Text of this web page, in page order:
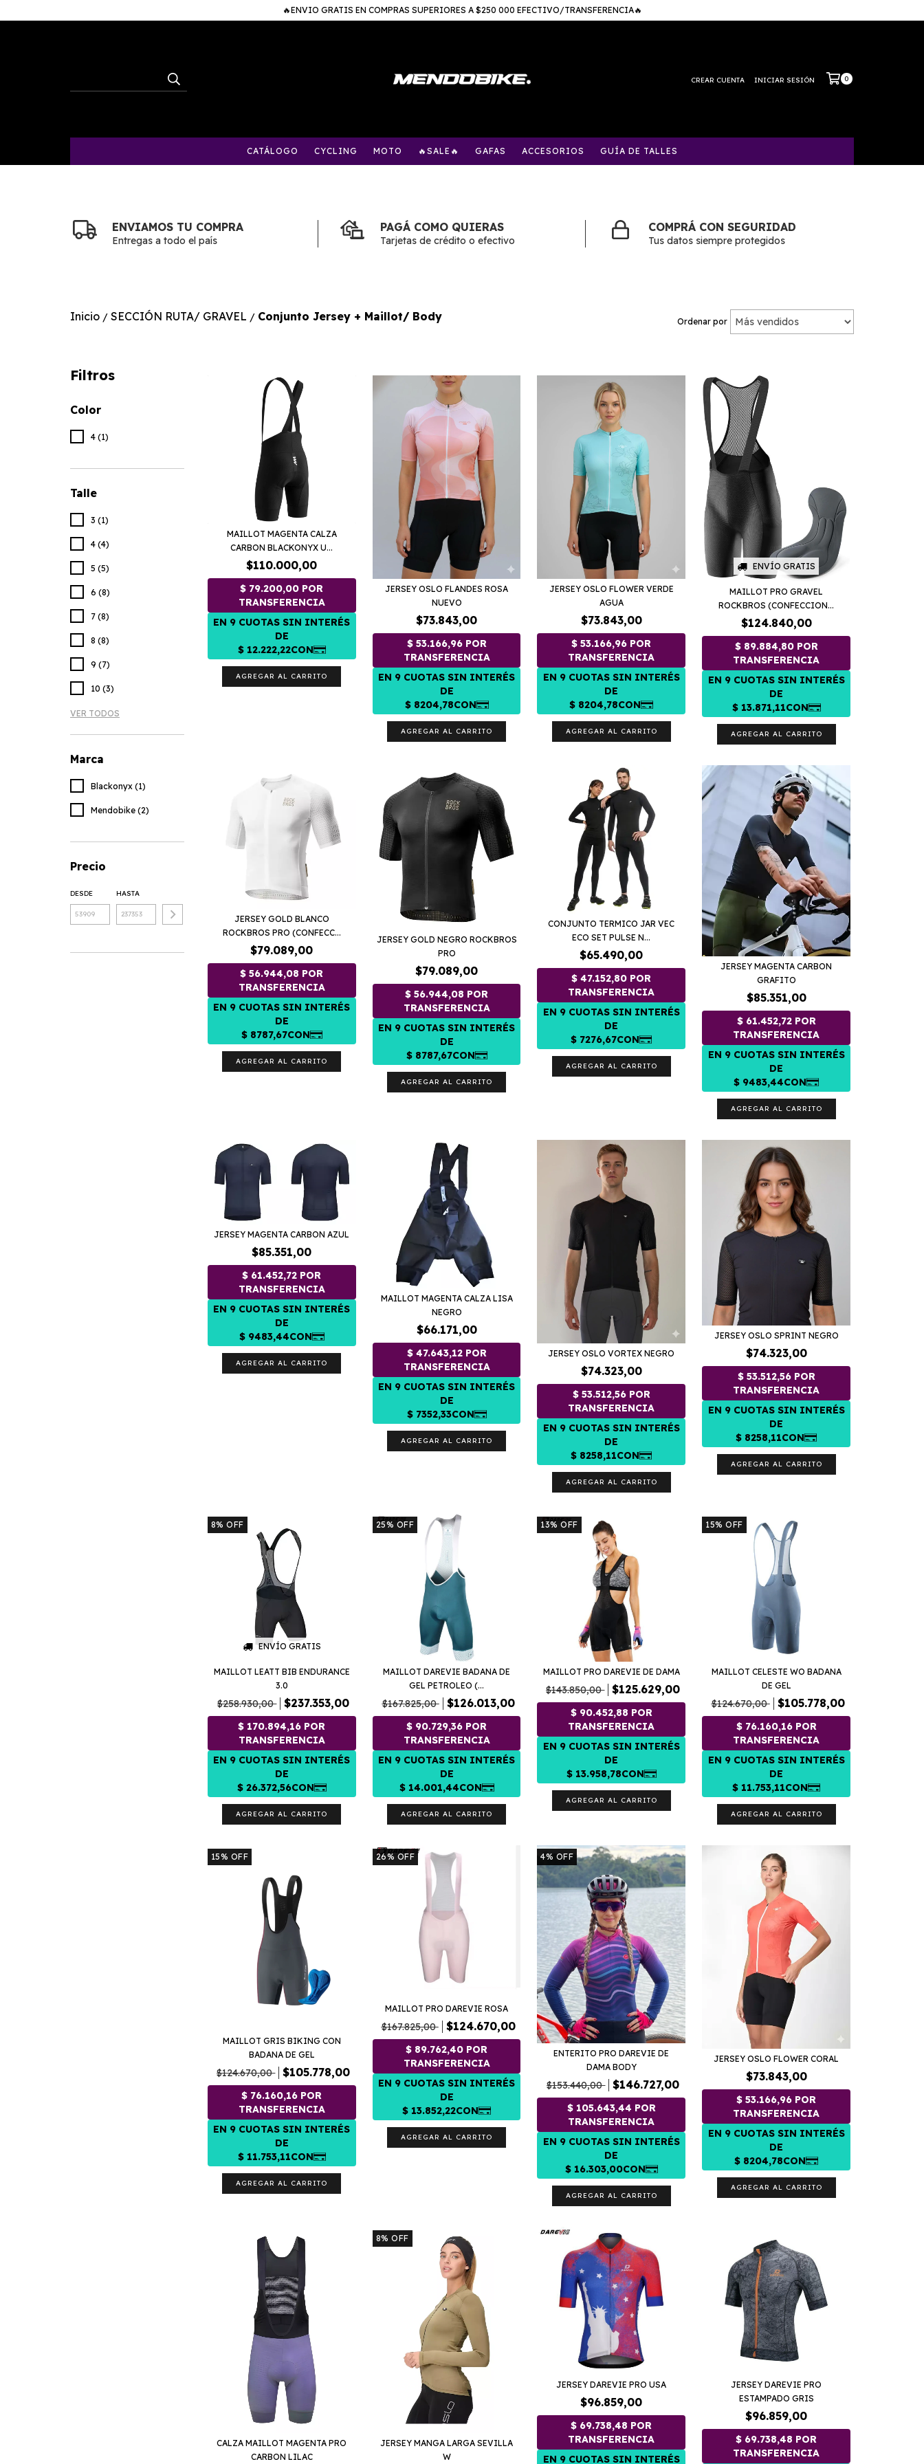
🔥ENVIO GRATIS EN COMPRAS SUPERIORES A $250 000 EFECTIVO/TRANSFERENCIA🔥
CREAR CUENTA INICIAR SESIÓN 0
CATÁLOGO CYCLING MOTO 🔥SALE🔥 GAFAS ACCESORIOS GUÍA DE TALLES
ENVIAMOS TU COMPRA
Entregas a todo el país
PAGÁ COMO QUIERAS
Tarjetas de crédito o efectivo
COMPRÁ CON SEGURIDAD
Tus datos siempre protegidos
Inicio / SECCIÓN RUTA/ GRAVEL / Conjunto Jersey + Maillot/ Body Ordenar por
Filtros
Color
4 (1)
Talle
3 (1)
4 (4)
5 (5)
6 (8)
7 (8)
8 (8)
9 (7)
10 (3)
VER TODOS
Marca
Blackonyx (1)
Mendobike (2)
Precio
DESDE HASTA
MAILLOT MAGENTA CALZA
CARBON BLACKONYX U...
$110.000,00
AGREGAR AL CARRITO
JERSEY OSLO FLANDES ROSA
NUEVO
$73.843,00
AGREGAR AL CARRITO
JERSEY OSLO FLOWER VERDE
AGUA
$73.843,00
AGREGAR AL CARRITO
ENVÍO GRATIS
MAILLOT PRO GRAVEL
ROCKBROS (CONFECCION...
$124.840,00
AGREGAR AL CARRITO
JERSEY GOLD BLANCO
ROCKBROS PRO (CONFECC...
$79.089,00
AGREGAR AL CARRITO
JERSEY GOLD NEGRO ROCKBROS
PRO
$79.089,00
AGREGAR AL CARRITO
CONJUNTO TERMICO JAR VEC
ECO SET PULSE N...
$65.490,00
AGREGAR AL CARRITO
JERSEY MAGENTA CARBON
GRAFITO
$85.351,00
AGREGAR AL CARRITO
JERSEY MAGENTA CARBON AZUL
$85.351,00
AGREGAR AL CARRITO
MAILLOT MAGENTA CALZA LISA
NEGRO
$66.171,00
AGREGAR AL CARRITO
JERSEY OSLO VORTEX NEGRO
$74.323,00
AGREGAR AL CARRITO
JERSEY OSLO SPRINT NEGRO
$74.323,00
AGREGAR AL CARRITO
8%OFF
ENVÍO GRATIS
MAILLOT LEATT BIB ENDURANCE
3.0
$258.930,00 $237.353,00
AGREGAR AL CARRITO
25% OFF
MAILLOT DAREVIE BADANA DE
GEL PETROLEO (...
$167.825,00 $126.013,00
AGREGAR AL CARRITO
13%OFF
MAILLOT PRO DAREVIE DE DAMA
$143.850,00 $125.629,00
AGREGAR AL CARRITO
15%OFF
MAILLOT CELESTE WO BADANA
DE GEL
$124.670,00 $105.778,00
AGREGAR AL CARRITO
15% OFF
MAILLOT GRIS BIKING CON
BADANA DE GEL
$124.670,00 $105.778,00
AGREGAR AL CARRITO
26% OFF
MAILLOT PRO DAREVIE ROSA
$167.825,00 $124.670,00
AGREGAR AL CARRITO
4% OFF
ENTERITO PRO DAREVIE DE
DAMA BODY
$153.440,00 $146.727,00
AGREGAR AL CARRITO
JERSEY OSLO FLOWER CORAL
$73.843,00
AGREGAR AL CARRITO
CALZA MAILLOT MAGENTA PRO
CARBON LILAC
8%OFF
JERSEY MANGA LARGA SEVILLA
W
JERSEY DAREVIE PRO USA
$96.859,00
JERSEY DAREVIE PRO
ESTAMPADO GRIS
$96.859,00